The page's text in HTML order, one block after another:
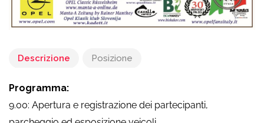
Descrizione Posizione
Programma:
9.00: Apertura e registrazione dei partecipanti,